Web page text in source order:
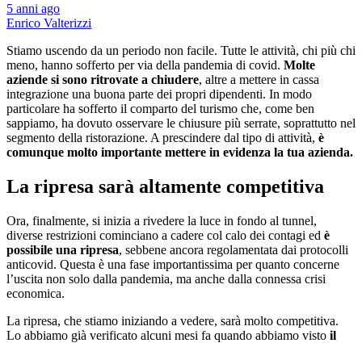
5 anni ago
Enrico Valterizzi
Stiamo uscendo da un periodo non facile. Tutte le attività, chi più chi
meno, hanno sofferto per via della pandemia di covid. Molte
aziende si sono ritrovate a chiudere, altre a mettere in cassa
integrazione una buona parte dei propri dipendenti. In modo
particolare ha sofferto il comparto del turismo che, come ben
sappiamo, ha dovuto osservare le chiusure più serrate, soprattutto nel
segmento della ristorazione. A prescindere dal tipo di attività, è
comunque molto importante mettere in evidenza la tua azienda.
La ripresa sarà altamente competitiva
Ora, finalmente, si inizia a rivedere la luce in fondo al tunnel,
diverse restrizioni cominciano a cadere col calo dei contagi ed è
possibile una ripresa, sebbene ancora regolamentata dai protocolli
anticovid. Questa è una fase importantissima per quanto concerne
l’uscita non solo dalla pandemia, ma anche dalla connessa crisi
economica.
La ripresa, che stiamo iniziando a vedere, sarà molto competitiva.
Lo abbiamo già verificato alcuni mesi fa quando abbiamo visto il